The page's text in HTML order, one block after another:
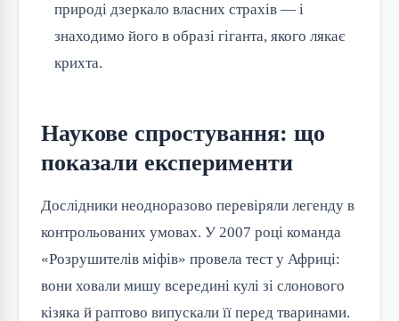
природі дзеркало власних страхів — і
знаходимо його в образі гіганта, якого лякає
крихта.
Наукове спростування: що
показали експерименти
Дослідники неодноразово перевіряли легенду в
контрольованих умовах. У 2007 році команда
«Розрушителів міфів» провела тест у Африці:
вони ховали мишу всередині кулі зі слонового
кізяка й раптово випускали її перед тваринами.